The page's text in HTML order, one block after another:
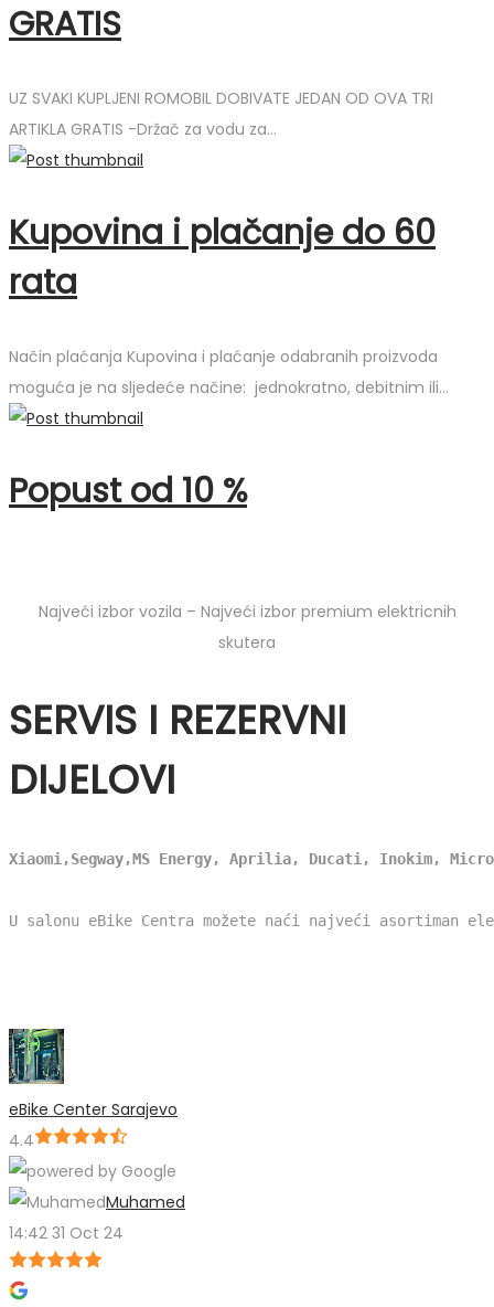
GRATIS
UZ SVAKI KUPLJENI ROMOBIL DOBIVATE JEDAN OD OVA TRI
ARTIKLA GRATIS -Držač za vodu za…
Kupovina i plačanje do 60
rata
Način plaćanja Kupovina i plaćanje odabranih proizvoda
moguća je na sljedeće načine: jednokratno, debitnim ili…
Popust od 10 %
Najveći izbor vozila – Najveći izbor premium elektricnih
skutera
SERVIS I REZERVNI
DIJELOVI
Xiaomi,Segway,MS Energy, Aprilia, Ducati, Inokim,
U salonu eBike Centra možete naći najveći asortiman
eBike Center Sarajevo
4.4
Muhamed
14:42 31 Oct 24